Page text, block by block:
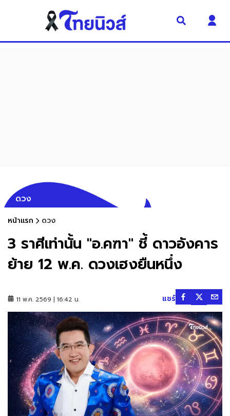
ดวง
หน้าแรก ดวง
3 ราศีเท่านั้น "อ.คฑา" ชี้ ดาวอังคาร
ย้าย 12 พ.ค. ดวงเฮงยืนหนึ่ง
11 พ.ค. 2569 | 16:42 น. แชร์